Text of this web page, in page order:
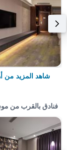
شاهد المزيد من
فنادق بالقرب من